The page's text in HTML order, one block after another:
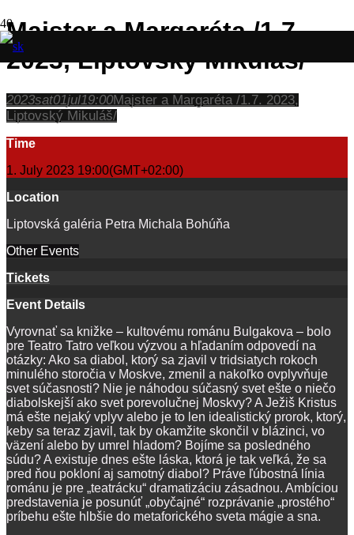
Majster a Margaréta /1.7.
2023, Liptovský Mikuláš/
2023sat01Jul19:00Majster a Margaréta /1.7. 2023,
Liptovský Mikuláš/
Time
1. July 2023 19:00(GMT+02:00)
Location
Liptovská galéria Petra Michala Bohúňa
Other Events
Tickets
Event Details
Vyrovnať sa knižke – kultovému románu Bulgakova – bolo
pre Teatro Tatro veľkou výzvou a hľadaním odpovedí na
otázky: Ako sa diabol, ktorý sa zjavil v tridsiatych rokoch
minulého storočia v Moskve, zmenil a nakoľko ovplyvňuje
svet súčasnosti? Nie je náhodou súčasný svet ešte o niečo
diabolskejší ako svet porevolučnej Moskvy? A Ježiš Kristus
má ešte nejaký vplyv alebo je to len idealistický prorok, ktorý,
keby sa teraz zjavil, tak by okamžite skončil v blázinci, vo
väzení alebo by umrel hladom? Bojíme sa posledného
súdu? A existuje dnes ešte láska, ktorá je tak veľká, že sa
pred ňou pokloní aj samotný diabol? Práve ľúbostná línia
románu je pre „teatrácku“ dramatizáciu zásadnou. Ambíciou
predstavenia je posunúť „obyčajné“ rozprávanie „prostého“
príbehu ešte hlbšie do metaforického sveta mágie a sna.